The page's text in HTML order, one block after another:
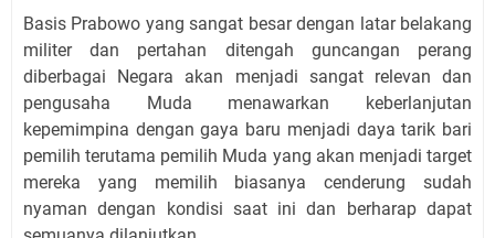
Basis Prabowo yang sangat besar dengan latar belakang
militer dan pertahan ditengah guncangan perang
diberbagai Negara akan menjadi sangat relevan dan
pengusaha Muda menawarkan keberlanjutan
kepemimpina dengan gaya baru menjadi daya tarik bari
pemilih terutama pemilih Muda yang akan menjadi target
mereka yang memilih biasanya cenderung sudah
nyaman dengan kondisi saat ini dan berharap dapat